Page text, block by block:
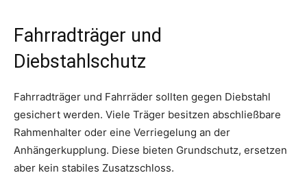
Fahrradträger und
Diebstahlschutz
Fahrradträger und Fahrräder sollten gegen Diebstahl
gesichert werden. Viele Träger besitzen abschließbare
Rahmenhalter oder eine Verriegelung an der
Anhängerkupplung. Diese bieten Grundschutz, ersetzen
aber kein stabiles Zusatzschloss.